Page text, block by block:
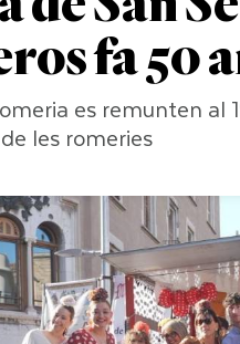
fa 50
es remunten al
les romeries